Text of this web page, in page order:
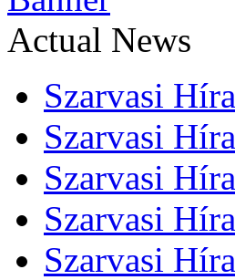
Actual News
Szarvasi
Szarvasi
Szarvasi
Szarvasi
Szarvasi